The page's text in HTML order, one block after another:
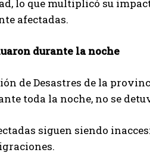
lo que multiplicó su
afectadas.
durante la noche
de Desastres de la
toda la noche, no se
siguen siendo